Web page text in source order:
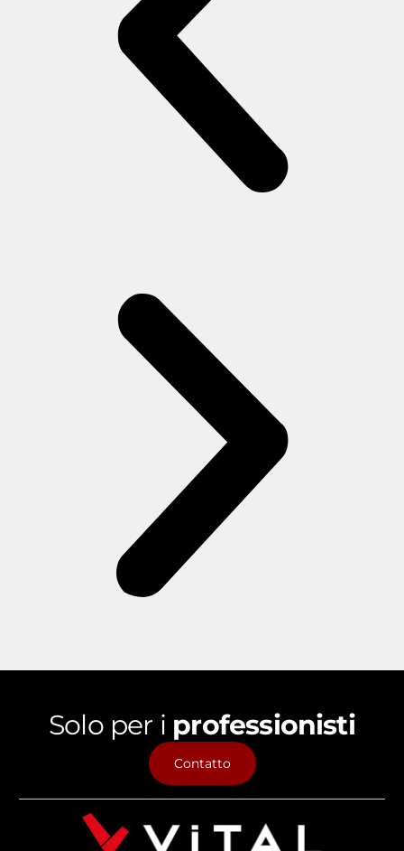
Solo per i professionisti
Contatto